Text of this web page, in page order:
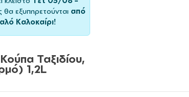
θα εξυπηρετούνται από
Καλοκαίρι!
Ταξιδίου,
1,2L